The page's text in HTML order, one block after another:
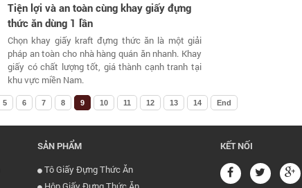
Tiện lợi và an toàn cùng khay giấy đựng
thức ăn dùng 1 lần
Chọn khay giấy kraft đựng thức ăn là một giải
pháp an toàn cho nhà hàng quán ăn nhanh. Khay
giấy có chất lượng tốt, giá thành cạnh tranh tại
khu vực miền Nam.
5 6 7 8 9 10 11 12 13 14 End
SẢN PHẨM
Tô Giấy Đựng Thức Ăn
KẾT NỐI